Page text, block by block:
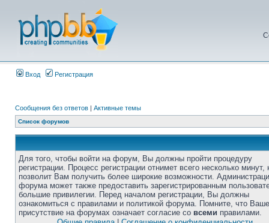
Вход Регистрация
Сообщения без ответов | Активные темы
Список форумов
Для того, чтобы войти на форум, Вы должны пройти процедуру
регистрации. Процесс регистрации отнимет всего несколько минут,
позволит Вам получить более широкие возможности.
форума может также предоставить зарегистрированным
большие привилегии. Перед началом регистрации, Вы должны
ознакомиться с правилами и политикой форума. Помните, что Ваше
присутствие на форумах означает согласие со всеми правилами.